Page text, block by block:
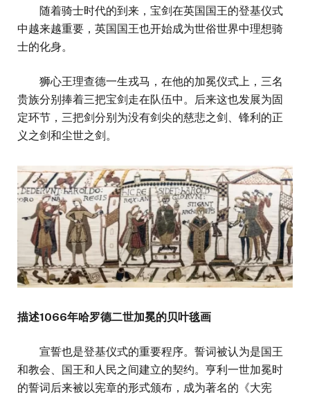
随着骑士时代的到来，宝剑在英国国王的登基仪式
中越来越重要，英国国王也开始成为世俗世界中理想骑
士的化身。
狮心王理查德一生戎马，在他的加冕仪式上，三名
贵族分别捧着三把宝剑走在队伍中。后来这也发展为固
定环节，三把剑分别为没有剑尖的慈悲之剑、锋利的正
义之剑和尘世之剑。
描述1066年哈罗德二世加冕的贝叶毯画
宣誓也是登基仪式的重要程序。誓词被认为是国王
和教会、国王和人民之间建立的契约。亨利一世加冕时
的誓词后来被以宪章的形式颁布，成为著名的《大宪